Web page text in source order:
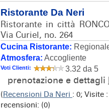
Ristorante Da Neri
Ristorante in città
Via Curiel, no. 264
Cucina Ristorante:
Atmosfera: Accogliente
Voti Clienti: 3.32 da 5
prenotazione e dettagli
(Recensioni Da Neri : 0; Visite
recensioni: (0)